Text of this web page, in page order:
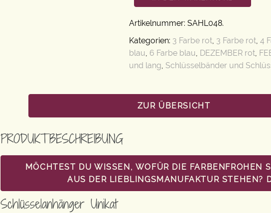
Artikelnummer: SAHL048.
Kategorien: 3 Farbe rot, 3 Farbe rot, 4
blau, 6 Farbe blau, DEZEMBER rot,
und lang, Schlüsselbänder und
ZUR ÜBERSICHT
PRODUKTBESCHREIBUNG
MÖCHTEST DU WISSEN, WOFÜR DIE FARBENFROHEN
AUS DER LIEBLINGSMANUFAKTUR STEHEN?
Schlüsselanhänger Unikat